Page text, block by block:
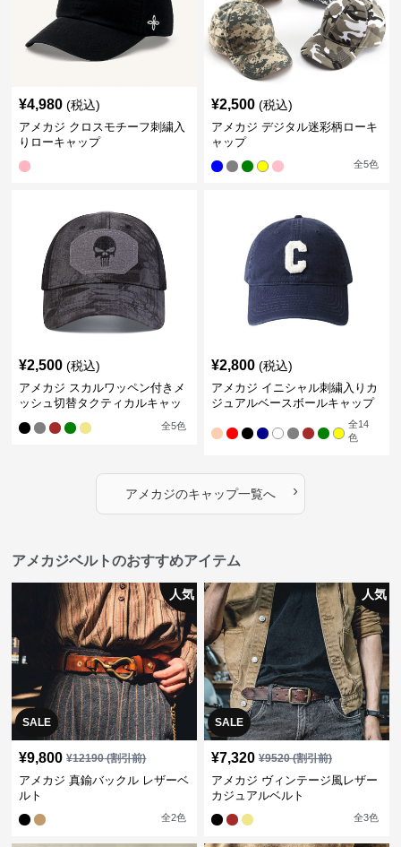
¥4,980 (税込)
アメカジ クロスモチーフ刺繍入
りローキャップ
¥2,500 (税込)
アメカジ デジタル迷彩柄ローキ
ャップ
全5色
¥2,500 (税込)
アメカジ スカルワッペン付きメ
ッシュ切替タクティカルキャッ
全5色
¥2,800 (税込)
アメカジ イニシャル刺繍入りカ
ジュアルベースボールキャップ
全14
色
アメカジのキャップ一覧へ ›
アメカジベルトのおすすめアイテム
SALE
人気
¥9,800 ¥12190(割引前)
アメカジ 真鍮バックル レザーベ
ルト
全2色
SALE
人気
¥7,320 ¥9520(割引前)
アメカジ ヴィンテージ風レザー
カジュアルベルト
全3色